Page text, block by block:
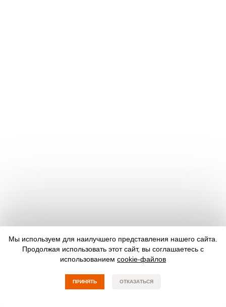
Мы используем для наилучшего представления нашего сайта.
Продолжая использовать этот сайт, вы соглашаетесь с
использованием cookie-файлов
ПРИНЯТЬ ОТКАЗАТЬСЯ